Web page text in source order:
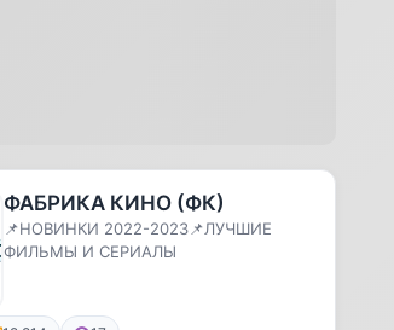
ФАБРИКА КИНО (ФК)
📌НОВИНКИ 2022-2023📌ЛУЧШИЕ
ФИЛЬМЫ И СЕРИАЛЫ